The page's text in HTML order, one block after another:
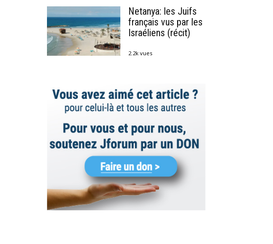
Netanya: les Juifs
français vus par les
Israéliens (récit)
2.2k vues